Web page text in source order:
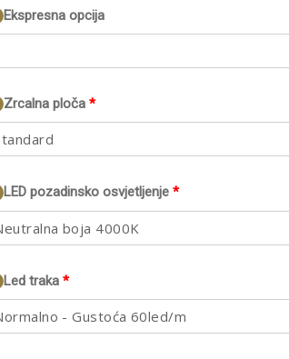
Ekspresna opcija
*
Zrcalna ploča
*
LED pozadinsko osvjetljenje
boja 4000K
*
Led traka
- Gustoća 60led/m